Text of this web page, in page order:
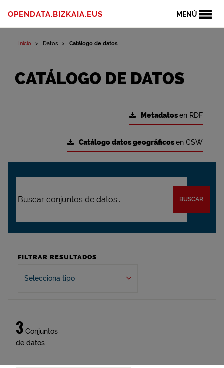
MENÚ
OPENDATA.BIZKAIA.EUS
Inicio Datos Catálogo de datos
CATÁLOGO DE DATOS
Metadatosen RDF
Catálogo datos geográficosen CSW
BUSCAR
FILTRAR RESULTADOS
Selecciona tipo
3 Conjuntos
de datos